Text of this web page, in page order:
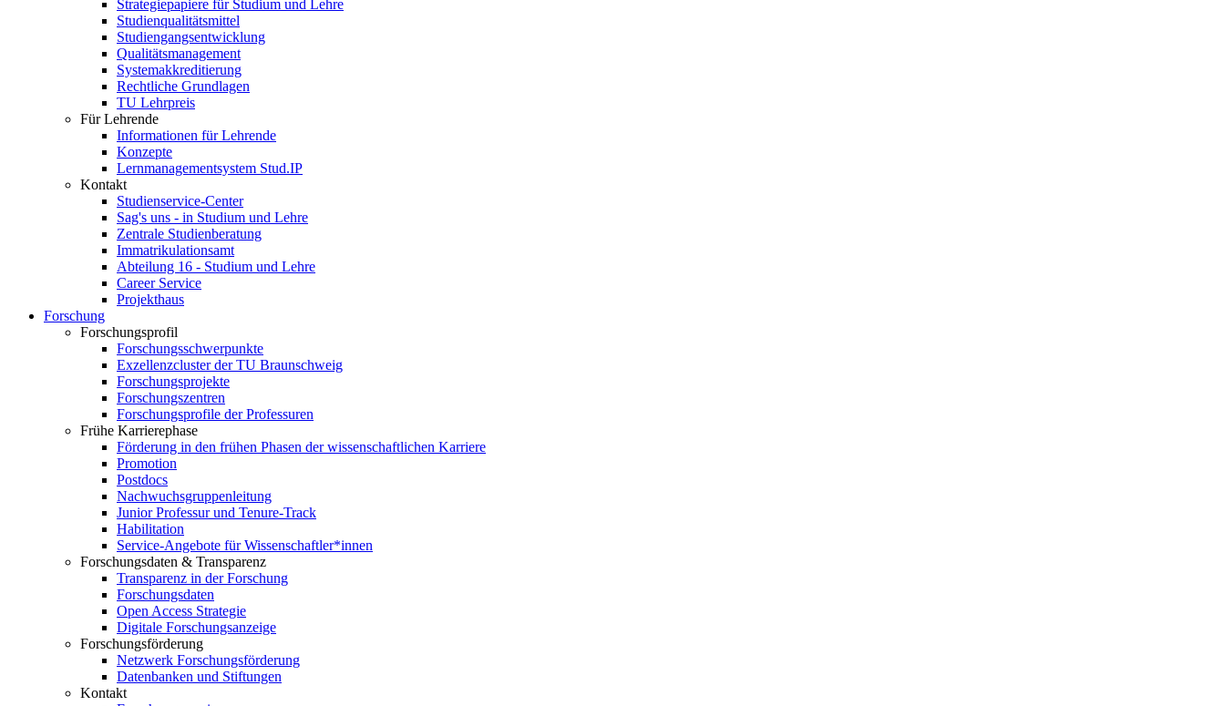
Strategiepapiere für Studium und Lehre
Studienqualitätsmittel
Studiengangsentwicklung
Qualitätsmanagement
Systemakkreditierung
Rechtliche Grundlagen
TU Lehrpreis
Für Lehrende
Informationen für Lehrende
Konzepte
Lernmanagementsystem Stud.IP
Kontakt
Studienservice-Center
Sag's uns - in Studium und Lehre
Zentrale Studienberatung
Immatrikulationsamt
Abteilung 16 - Studium und Lehre
Career Service
Projekthaus
Forschung
Forschungsprofil
Forschungsschwerpunkte
Exzellenzcluster der TU Braunschweig
Forschungsprojekte
Forschungszentren
Forschungsprofile der Professuren
Frühe Karrierephase
Förderung in den frühen Phasen der wissenschaftlichen Karriere
Promotion
Postdocs
Nachwuchsgruppenleitung
Junior Professur und Tenure-Track
Habilitation
Service-Angebote für Wissenschaftler*innen
Forschungsdaten & Transparenz
Transparenz in der Forschung
Forschungsdaten
Open Access Strategie
Digitale Forschungsanzeige
Forschungsförderung
Netzwerk Forschungsförderung
Datenbanken und Stiftungen
Kontakt